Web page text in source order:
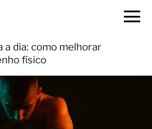
a dia: como melhorar
físico